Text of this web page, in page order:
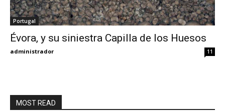
My
Portugal
Évora, y su siniestra Capilla de los Huesos
administrador 11
MOST READ